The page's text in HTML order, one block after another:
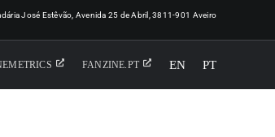
José Estêvão, Avenida 25 de Abril, 3811-901 Aveiro
FANZINE.PT EN PT